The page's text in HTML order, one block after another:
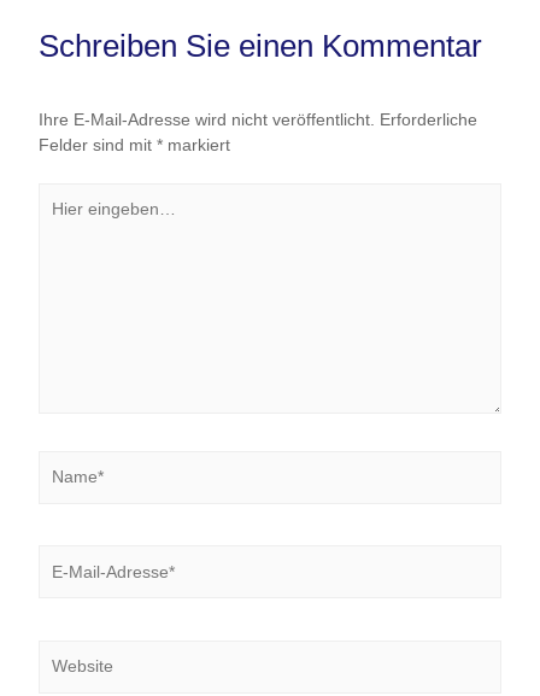
Schreiben Sie einen Kommentar
Ihre E-Mail-Adresse wird nicht veröffentlicht. Erforderliche
Felder sind mit *markiert
eingeben…
Mail-